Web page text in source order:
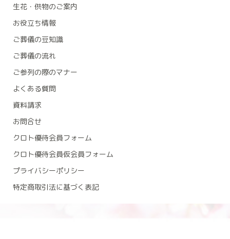
生花・供物のご案内
お役立ち情報
ご葬儀の豆知識
ご葬儀の流れ
ご参列の際のマナー
よくある質問
資料請求
お問合せ
クロト優待会員フォーム
クロト優待会員仮会員フォーム
プライバシーポリシー
特定商取引法に基づく表記